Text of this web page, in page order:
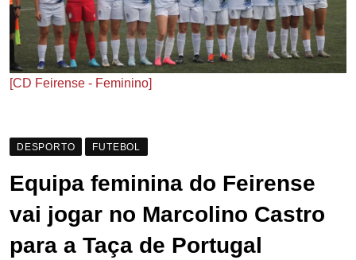
[CD Feirense - Feminino]
DESPORTO FUTEBOL
Equipa feminina do Feirense
vai jogar no Marcolino Castro
para a Taça de Portugal